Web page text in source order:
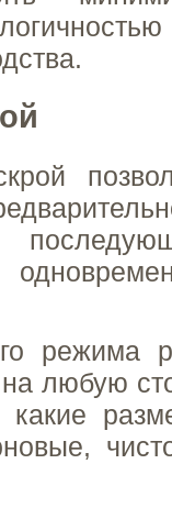
режима
любую
какие